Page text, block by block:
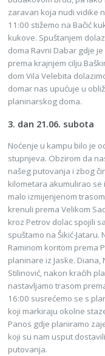
zaravan koja nudi vidike
11:00 stižemo na Bačić
kukove. Spuštanjem
doma Ravni Dabar gdje
prema krajnjem cilju
dom Vila Velebita
domar nas upućuje u
planinarskog doma.
3. dan 21.06. subota
Noćenje u kampu bilo je
stupnjeva. Obzirom da
našeg putovanja i zbog
kilometara akumulirao se
malo izmijenjenom
krenuli prema Velikom
kroz Petrov dolac spojili
spuštamo na Šikić-
Raminom koritom prema
planinare iz Jaske. Diana,
Stilinović, nakon kraćih
nastavljamo trasom
16:00 susrećemo se s
koji markiraju okolne
Panos gdje planiramo
koji su nam usput
putovanja.